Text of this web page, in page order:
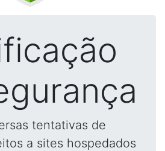
tentativas de
a sites hospedados